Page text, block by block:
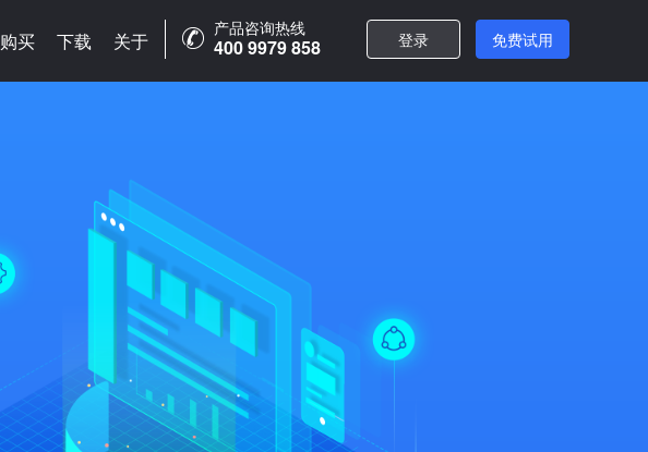
购买 下载 关于
产品咨询热线
400 9979 858 登录 免费试用